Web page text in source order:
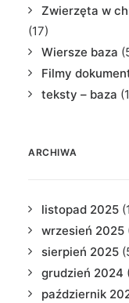
Zwierzęta w
(17)
Wiersze baza
Filmy
teksty – baza
ARCHIWA
listopad 2025
wrzesień 2025
sierpień 2025
grudzień 2024
październik